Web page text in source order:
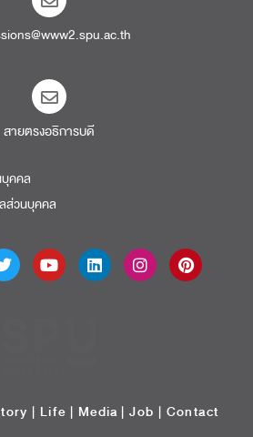
สายตรงอธิการบดี​
คคล
ส่วนบุคคล
| Life | Media |Job | Contact